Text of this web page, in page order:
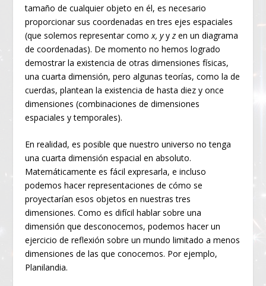
tamaño de cualquier objeto en él, es necesario
proporcionar sus coordenadas en tres ejes espaciales
(que solemos representar comox, yyz en un diagrama
de coordenadas). De momento no hemos logrado
demostrar la existencia de otras dimensiones físicas,
una cuarta dimensión, pero algunas teorías, como la de
cuerdas, plantean la existencia de hasta diez y once
dimensiones (combinaciones de dimensiones
espaciales y temporales).
En realidad, es posible que nuestro universo no tenga
una cuarta dimensión espacial en absoluto.
Matemáticamente es fácil expresarla, e incluso
podemos hacer representaciones de cómo se
proyectarían esos objetos en nuestras tres
dimensiones. Como es difícil hablar sobre una
dimensión que desconocemos, podemos hacer un
ejercicio de reflexión sobre un mundo limitado a menos
dimensiones de las que conocemos. Por ejemplo,
Planilandia.